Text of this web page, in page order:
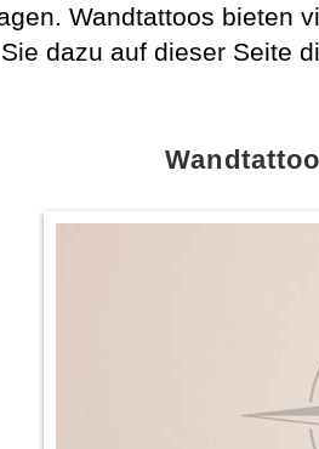
Wandtattoos bieten
dazu auf dieser Seite